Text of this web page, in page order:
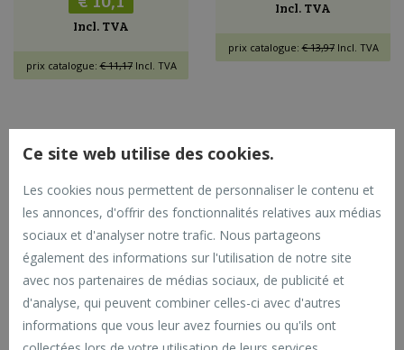
Incl. TVA
prix catalogue:€ 11,17Incl. TVA
Incl. TVA
prix catalogue:€ 13,97Incl. TVA
Isolateur connecteur euro
- kerbl
à partir de
€ 17,6
Ce site web utilise des cookies.
Les cookies nous permettent de personnaliser le contenu et
les annonces, d'offrir des fonctionnalités relatives aux médias
sociaux et d'analyser notre trafic. Nous partageons
également des informations sur l'utilisation de notre site
avec nos partenaires de médias sociaux, de publicité et
d'analyse, qui peuvent combiner celles-ci avec d'autres
informations que vous leur avez fournies ou qu'ils ont